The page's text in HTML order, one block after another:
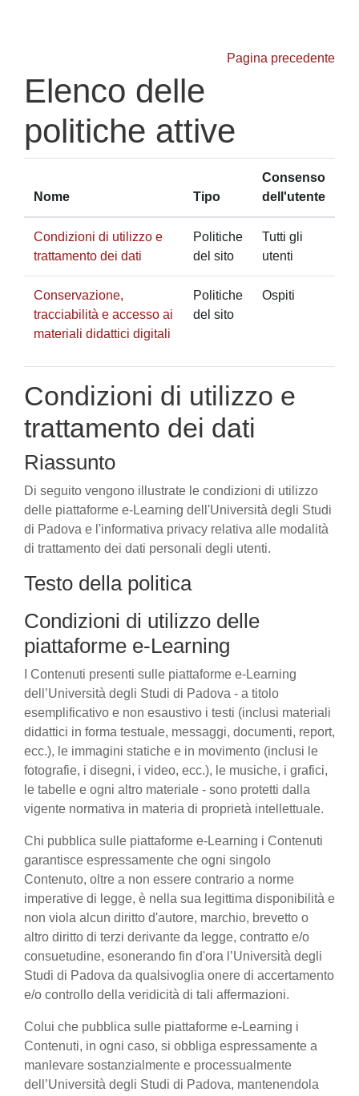
Pagina precedente
Elenco delle
politiche attive
Nome Tipo
Consenso
dell'utente
Condizioni di utilizzo e
trattamento dei dati
Politiche
del sito
Tutti gli
utenti
Conservazione,
tracciabilità e accesso ai
materiali didattici digitali
Politiche
del sito
Ospiti
Condizioni di utilizzo e
trattamento dei dati
Riassunto
Di seguito vengono illustrate le condizioni di utilizzo
delle piattaforme e-Learning dell'Università degli Studi
di Padova e l'informativa privacy relativa alle modalità
di trattamento dei dati personali degli utenti.
Testo della politica
Condizioni di utilizzo delle
piattaforme e-Learning
I Contenuti presenti sulle piattaforme e-Learning
dell’Università degli Studi di Padova - a titolo
esemplificativo e non esaustivo i testi (inclusi materiali
didattici in forma testuale, messaggi, documenti, report,
ecc.), le immagini statiche e in movimento (inclusi le
fotografie, i disegni, i video, ecc.), le musiche, i grafici,
le tabelle e ogni altro materiale - sono protetti dalla
vigente normativa in materia di proprietà intellettuale.
Chi pubblica sulle piattaforme e-Learning i Contenuti
garantisce espressamente che ogni singolo
Contenuto, oltre a non essere contrario a norme
imperative di legge, è nella sua legittima disponibilità e
non viola alcun diritto d'autore, marchio, brevetto o
altro diritto di terzi derivante da legge, contratto e/o
consuetudine, esonerando fin d'ora l’Università degli
Studi di Padova da qualsivoglia onere di accertamento
e/o controllo della veridicità di tali affermazioni.
Colui che pubblica sulle piattaforme e-Learning i
Contenuti, in ogni caso, si obbliga espressamente a
manlevare sostanzialmente e processualmente
dell’Università degli Studi di Padova, mantenendola